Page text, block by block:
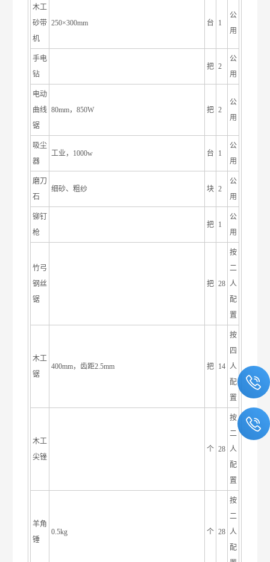
木工
砂带
机
250×300mm 台 1
公
用
手电
钻
把 2
公
用
电动
曲线
锯
80mm，850W 把 2
公
用
吸尘
器
工业，1000w 台 1
公
用
磨刀
石
细砂、粗纱 块 2
公
用
铆钉
枪
把 1
公
用
竹弓
钢丝
锯
把 28
按
二
人
配
置
木工
锯
400mm，齿距2.5mm 把 14
按
四
人
配
置
木工
尖锉
个 28
按
二
人
配
置
羊角
锤
0.5kg 个 28
按
二
人
配